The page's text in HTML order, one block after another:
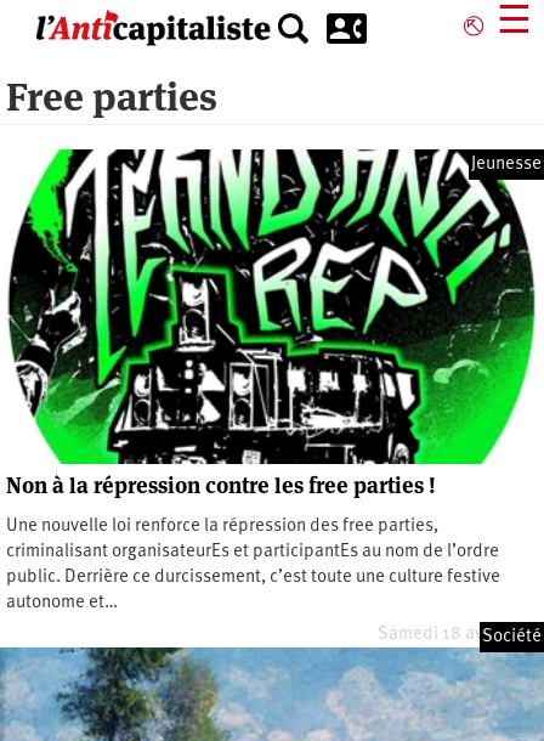
principal
⎋ ☰
Free parties
Jeunesse
Non à la répression contre les free parties !
Une nouvelle loi renforce la répression des free parties,
criminalisant organisateurEs et participantEs au nom de l’ordre
public. Derrière ce durcissement, c’est toute une culture festive
autonome et…
Samedi 18 avril 2026
Société